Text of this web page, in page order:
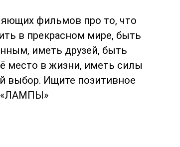
фильмов про то, что
в прекрасном мире, быть
иметь друзей, быть
место в жизни, иметь силы
выбор. Ищите позитивное
«ЛАМПЫ»